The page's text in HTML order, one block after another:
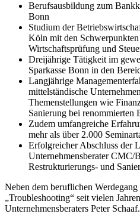
Berufsausbildung zum
Bonn
Studium der
Köln mit den
Wirtschaftsprüfung und
Dreijährige Tätigkeit im
Sparkasse Bonn in den
Langjährige
mittelständische
Themenstellungen wie
Sanierung bei renommierten
Zudem umfangreiche
mehr als über 2.000
Erfolgreicher Abschluss der
Unternehmensberater
Restrukturierungs- und
Neben dem beruflichen
„Troubleshooting“ seit vielen
Unternehmensberaters Peter Schaaf.